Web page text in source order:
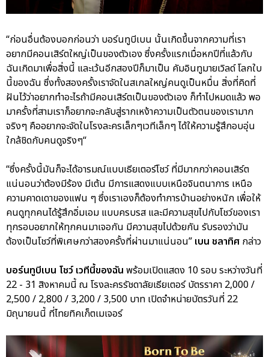
“ก่อนอื่นต้องบอกก่อนว่า บอร์นทูบีเบน นั้นเกิดขึ้นจากความที่เรา
อยากมีคอนเสิร์ตใหญ่เป็นของตัวเอง ซึ่งครั้งแรกเมื่อหกปีที่แล้วกับ
ฉันเกิดมาเพื่อสิ่งนี้ และเว้นอีกสองปีก็มาเป็น คัมอินทูมายเวิลด์ โลกใบ
นี้ของฉัน ซึ่งทั้งสองครั้งเราจัดในสเกลใหญ่คนดูเป็นหมื่น สิ่งที่คิดที่
ฝันไว้ว่าอยากทําอะไรถ้ามีคอนเสิร์ตเป็นของตัวเอง ก็ทําไปหมดแล้ว พอ
มาครั้งที่สามเราก็อยากจะกลับสู่รากเหง้าความเป็นตัวตนของเรามาก
จริงๆ คืออยากจะจัดในโรงละครเล็กๆเวทีเล็กๆ ได้ให้ความรู้สึกอบอุ่น
ใกล้ชิดกับคนดูจริงๆ“
“ซึ่งครั้งนี้มันก็จะได้อารมณ์แบบเธียเตอร์โชว์ ที่มีมากกว่าคอนเสิร์ต
แน่นอนว่าต้องมีร้อง มีเต้น มีการแสดงแบบเหนือจินตนาการ เหนือ
ความคาดเดาของแฟน ๆ ซึ่งเราเองก็ต้องทําการบ้านอย่างหนัก เพื่อให้
คนดูทุกคนได้รู้สึกอิ่มเอม แบบครบรส และมีความสุขไปกับโชว์ของเรา
ทุกรอบอยากให้ทุกคนมาเจอกัน มีความสุขไปด้วยกัน รับรองว่ามัน
ต้องเป็นโชว์ที่พิเศษกว่าสองครั้งที่ผ่านมาแน่นอน” เบน ชลาทิศ กล่าว
บอร์นทูบีเบน โชว์ เวทีนี้ของฉัน พร้อมเปิดแสดง 10 รอบ ระหว่างวันที่
22 - 31 สิงหาคมนี้ ณ โรงละครรัชดาลัยเธียเตอร์ บัตรราคา 2,000 /
2,500 / 2,800 / 3,200 / 3,500 บาท เปิดจำหน่ายบัตรวันที่ 22
มิถุนายนนี้ ที่ไทยทิคเก็ตเมเจอร์